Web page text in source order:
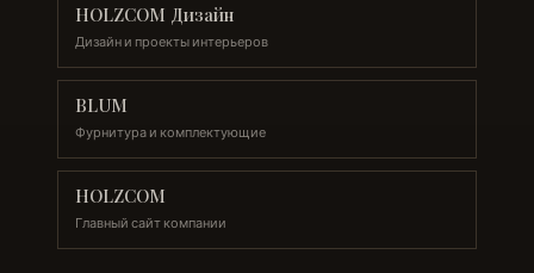
HOLZCOM Дизайн
Дизайн и проекты интерьеров
BLUM
Фурнитура и комплектующие
HOLZCOM
Главный сайт компании